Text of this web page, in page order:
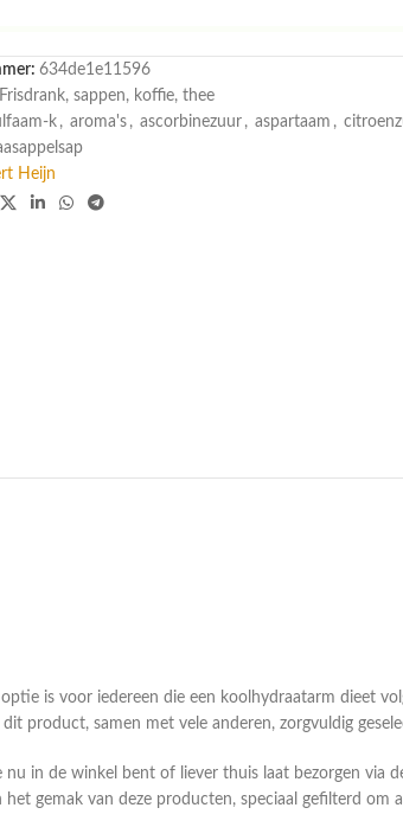
634de1e11596
Frisdrank, sappen, koffie, thee
k , aroma's , ascorbinezuur , aspartaam ,
Heijn
is voor iedereen die een koolhydraatarm dieet
product, samen met vele anderen, zorgvuldig
in de winkel bent of liever thuis laat bezorgen via
gemak van deze producten, speciaal gefilterd